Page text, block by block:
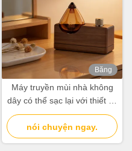
Băng
Máy truyền mùi nhà không
dây có thể sạc lại với thiết kế
retro tối giản
nói chuyện ngay.